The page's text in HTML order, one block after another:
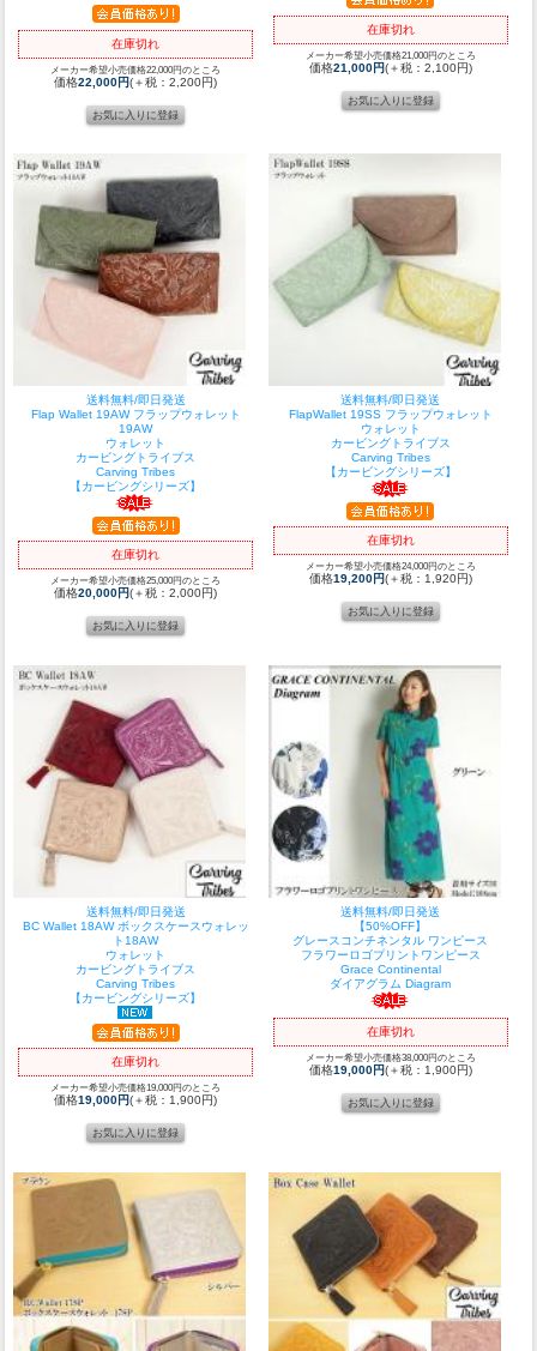
在庫切れ
メーカー希望小売価格22,000円のところ
価格22,000円(＋税：2,200円)
在庫切れ
メーカー希望小売価格21,000円のところ
価格21,000円(＋税：2,100円)
送料無料/即日発送
Flap Wallet 19AW フラップウォレット
19AW
ウォレット
カービングトライブス
Carving Tribes
【カービングシリーズ】
在庫切れ
メーカー希望小売価格25,000円のところ
価格20,000円(＋税：2,000円)
送料無料/即日発送
FlapWallet 19SS フラップウォレット
ウォレット
カービングトライブス
Carving Tribes
【カービングシリーズ】
在庫切れ
メーカー希望小売価格24,000円のところ
価格19,200円(＋税：1,920円)
送料無料/即日発送
BC Wallet 18AW ボックスケースウォレッ
ト18AW
ウォレット
カービングトライブス
Carving Tribes
【カービングシリーズ】
在庫切れ
メーカー希望小売価格19,000円のところ
価格19,000円(＋税：1,900円)
送料無料/即日発送
【50%OFF】
グレースコンチネンタル ワンピース
フラワーロゴプリントワンピース
Grace Continental
ダイアグラム Diagram
在庫切れ
メーカー希望小売価格38,000円のところ
価格19,000円(＋税：1,900円)